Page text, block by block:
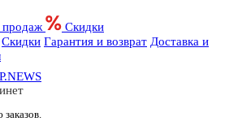
Скидки
Скидки Гарантия и возврат Доставка и
NEWS